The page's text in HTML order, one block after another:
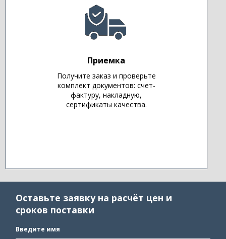
Приемка
Получите заказ и проверьте
комплект документов: счет-
фактуру, накладную,
сертификаты качества.
Оставьте заявку на расчёт цен и
сроков поставки
Введите имя